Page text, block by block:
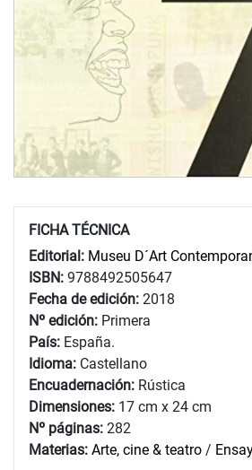
FICHA TÉCNICA
Editorial: Museu D´Art
ISBN: 9788492505647
Fecha de edición: 2018
Nº edición: Primera
País: España.
Idioma: Castellano
Encuadernación: Rústica
Dimensiones: 17 cm x 24 cm
Nº páginas: 282
Materias: Arte, cine & teatro /